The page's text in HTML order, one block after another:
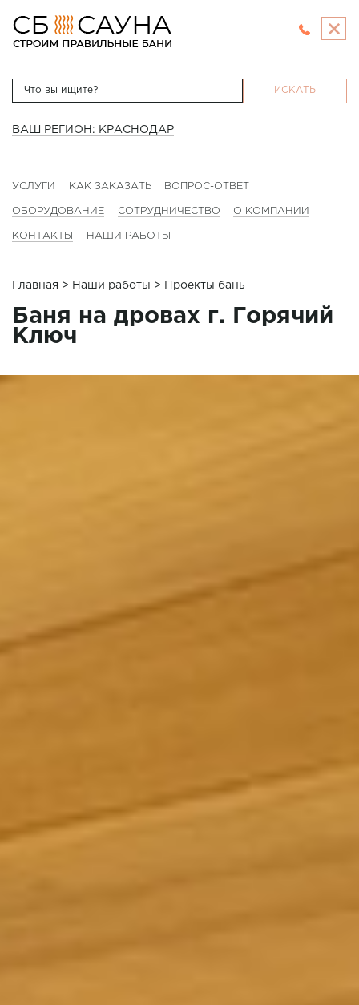
ИСКАТЬ
ВАШ РЕГИОН: КРАСНОДАР
УСЛУГИ КАК ЗАКАЗАТЬ ВОПРОС-ОТВЕТ
ОБОРУДОВАНИЕ СОТРУДНИЧЕСТВО О КОМПАНИИ
КОНТАКТЫ НАШИ РАБОТЫ
Главная > Наши работы > Проекты бань
Баня на дровах г. Горячий
Ключ